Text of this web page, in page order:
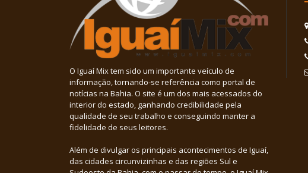
O Iguaí Mix tem sido um importante veículo de
informação, tornando-se referência como portal de
notícias na Bahia. O site é um dos mais acessados do
interior do estado, ganhando credibilidade pela
qualidade de seu trabalho e conseguindo manter a
fidelidade de seus leitores.
Além de divulgar os principais acontecimentos de Iguaí,
das cidades circunvizinhas e das regiões Sul e